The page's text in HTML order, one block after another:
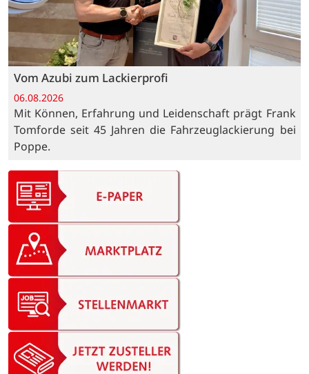
Vom Azubi zum Lackierprofi
06.08.2026
Mit Können, Erfahrung und Leidenschaft prägt Frank
Tomforde seit 45 Jahren die Fahrzeuglackierung bei
Poppe.